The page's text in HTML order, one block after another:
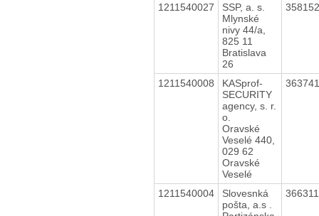
1211540027
SSP, a. s.
Mlynské
nivy 44/a,
825 11
Bratislava
26
1211540008
KASprof-
SECURITY
agency, s. r.
o.
Oravské
Veselé 440,
029 62
Oravské
Veselé
1211540004
Slovesnká
pošta, a.s .